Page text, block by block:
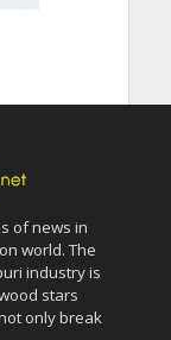
of news in
world. The
industry is
stars
only break